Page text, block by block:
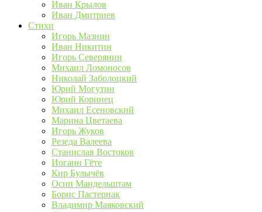
Иван Крылов
Иван Дмитриев
Стихи
Игорь Мазнин
Иван Никитин
Игорь Северянин
Михаил Ломоносов
Николай Заболоцкий
Юрий Могутин
Юрий Коринец
Михаил Есеновский
Марина Цветаева
Игорь Жуков
Резеда Валеева
Станислав Востоков
Иоганн Гёте
Кир Булычёв
Осип Мандельштам
Борис Пастернак
Владимир Маяковский